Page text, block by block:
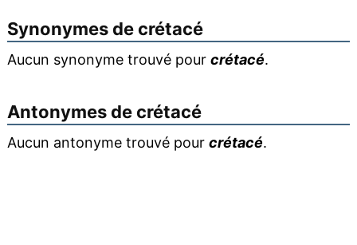
Synonymes de crétacé
Aucun synonyme trouvé pour crétacé.
Antonymes de crétacé
Aucun antonyme trouvé pour crétacé.